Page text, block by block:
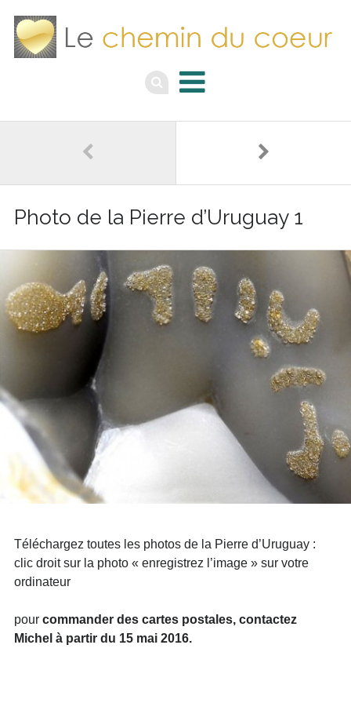
Photo de la Pierre d’Uruguay 1
Téléchargez toutes les photos de la Pierre d’Uruguay :
clic droit sur la photo « enregistrez l’image » sur votre
ordinateur
pour commander des cartes postales, contactez
Michel à partir du 15 mai 2016.